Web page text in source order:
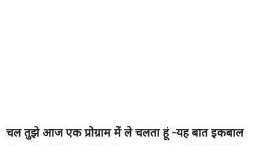
चल तुझे आज एक प्रोग्राम में ले चलता हूं -यह बात इकबाल